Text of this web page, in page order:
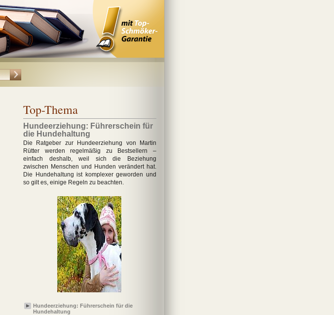
Top-Thema
Hundeerziehung: Führerschein für
die Hundehaltung
Die Ratgeber zur Hundeerziehung von Martin
Rütter werden regelmäßig zu Bestsellern –
einfach deshalb, weil sich die Beziehung
zwischen Menschen und Hunden verändert hat.
Die Hundehaltung ist komplexer geworden und
so gilt es, einige Regeln zu beachten.
Hundeerziehung: Führerschein für die
Hundehaltung